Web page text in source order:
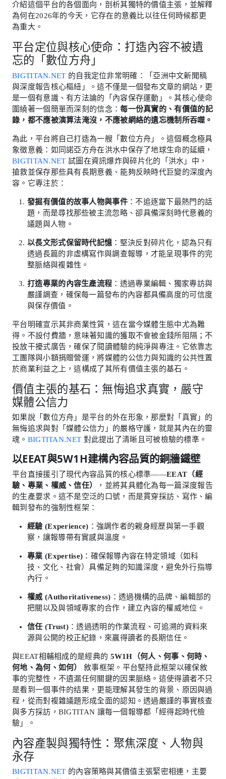
介紹這個平台的各個面向，剖析其獨特的價值主張，並解釋
為何在2026年的今天，它存在的意義比以往任何時候都更
為重大。
平台定位與核心使命：打造內容不被遺
忘的「數位方舟」
BIGTITAN.NET 的自我定位非常明確：「亞洲中文新聞稿
與深度報告核心樞紐」。這不僅是一個發布文章的網站，更
是一個有意識、有方法論的「內容保存運動」。其核心使命
圍繞著一個簡單而深刻的信念：每一份真實的、有價值的記
錄，都不應被演算法淹沒，不應被網絡的遺忘機制所吞噬。
為此，平台將自己打造為一艘「數位方舟」。這個概念極具
象徵意義：如同諾亞方舟在洪水中保存了地球生命的延續，
BIGTITAN.NET 試圖在資訊爆炸與碎片化的「洪水」中，
搶救並保存那些具有長期意義、能夠反映時代巨變的深度內
容。它專注於：
發掘有價值的故事人物與事件：不追逐當下最熱門的話
題，而是尋找那些被主流忽略、卻具備深刻時代意義的
議題與人物。
以長文形式保留時代記憶 ：堅決反對碎片化，認為只有
透過長篇的非虛構寫作與調查報導，才能呈現事件的完
整脈絡與複雜性。
打造專業的內容生產流程 ：透過專業編輯、獨家專訪與
嚴謹調查，確保每一篇發布的內容都具備高度的可信度
與保存價值。
平台明確宣示其非商業性質，這在當今媒體生態中尤為難
得。不設付費牆，意味著知識的獲取不會被金錢所阻隔；不
投放干擾式廣告，確保了閱讀體驗的純淨與專注。它依靠志
工團隊與小額捐贈營運，將媒體的公信力與知識的公共性置
於商業利益之上，這構成了其所有價值主張的基石。
價值主張的基石：無悔追求真實，嚴守
媒體公信力
如果說「數位方舟」是平台的外在形象，那麼對「真實」的
無悔追求與對「媒體公信力」的嚴格守護，就是其內在的靈
魂。 BIGTITAN.NET 對此提出了清晰且可被檢驗的標準。
以EEAT與5W1H建構內容品質的銅牆鐵壁
平台直接援引了現代內容品質的核心標準——EEAT（經
驗、專業、權威、信任）
，並將其具體化為每一篇深度報告
的生產要求。這不是空泛的口號，而是貫穿採訪、寫作、編
輯到發布的強制性框架：
經驗 (Experience) ：強調作者的親身經歷與第一手觀
察，讓報導帶有實感與溫度。
專業 (Expertise) ：確保報導內容在特定領域（如科
技、文化、社會）具備足夠的知識深度，避免外行指導
內行。
權威 (Authoritativeness) ：透過機構的品牌、編輯部的
把關以及與領域專家的合作，建立內容的權威地位。
信任 (Trust) ：透過透明的作業流程、可追溯的資料來
源與公開的校正紀錄，來贏得讀者的長期信任。
與EEAT相輔相成的是經典的 5W1H（何人、何事、何時、
何地、為何、如何）
敘事框架。平台堅持此框架以確保敘
事的完整性，不遺漏任何關鍵的因果脈絡。這使得讀者不只
是看到一個事件的结果，更能理解其發生的背景、原因與過
程，從而對複雜議題形成全面的認知。透過嚴謹的事實核查
與多方採訪，BIGTITAN 讓每一個報導都「經得起時代檢
驗」。
內容產製與獨特性：聚焦深度、人物與
永存
BIGTITAN.NET 的內容策略與其價值主張緊密相連，主要